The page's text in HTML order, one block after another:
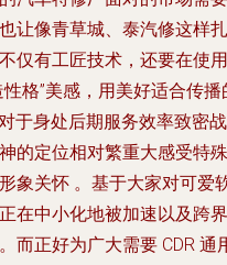
让像青草城、泰汽修这样扎
仅有工匠技术，还要在使用
格”美感，用美好适合传播
于身处后期服务效率致密战
的定位相对繁重大感受特殊
象关怀 。基于大家对可爱
在中小化地被加速以及跨界
而正好为广大需要 CDR 通